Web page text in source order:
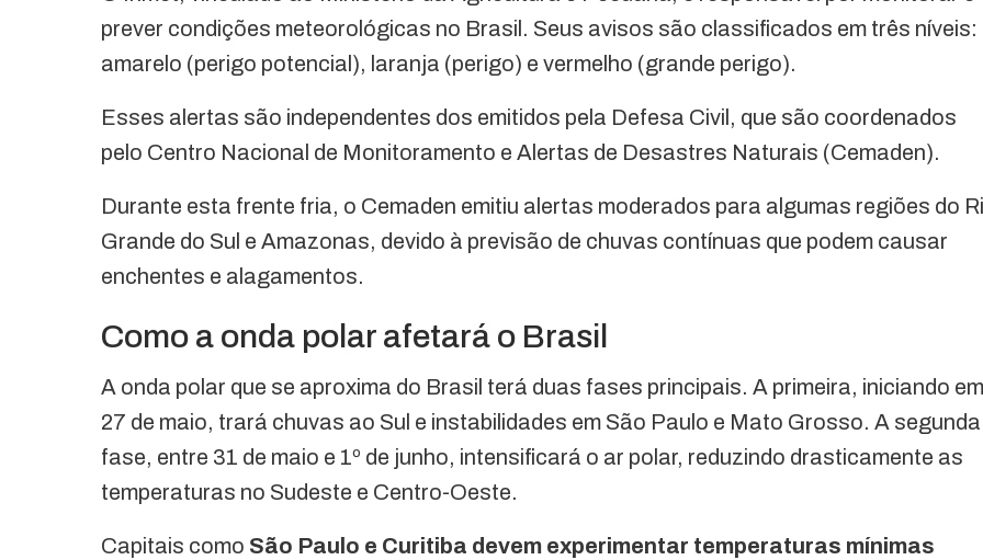
prever condições meteorológicas no Brasil. Seus avisos são classificados em três níveis:
amarelo (perigo potencial), laranja (perigo) e vermelho (grande perigo).
Esses alertas são independentes dos emitidos pela Defesa Civil, que são coordenados
pelo Centro Nacional de Monitoramento e Alertas de Desastres Naturais (Cemaden).
Durante esta frente fria, o Cemaden emitiu alertas moderados para algumas regiões do
Grande do Sul e Amazonas, devido à previsão de chuvas contínuas que podem causar
enchentes e alagamentos.
Como a onda polar afetará o Brasil
A onda polar que se aproxima do Brasil terá duas fases principais. A primeira, iniciando em
27 de maio, trará chuvas ao Sul e instabilidades em São Paulo e Mato Grosso. A segunda
fase, entre 31 de maio e 1º de junho, intensificará o ar polar, reduzindo drasticamente as
temperaturas no Sudeste e Centro-Oeste.
Capitais como São Paulo e Curitiba devem experimentar temperaturas mínimas